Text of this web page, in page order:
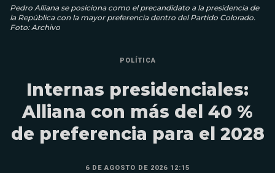
Pedro Alliana se posiciona como el precandidato a la presidencia de
la República con la mayor preferencia dentro del Partido Colorado.
Foto: Archivo
POLÍTICA
Internas presidenciales:
Alliana con más del 40 %
de preferencia para el 2028
6 DE AGOSTO DE 2026 12:15